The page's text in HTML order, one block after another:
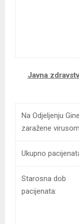
Javna
Na Odjeljenju
zaražene
Ukupno
Starosna dob
pacijenata: